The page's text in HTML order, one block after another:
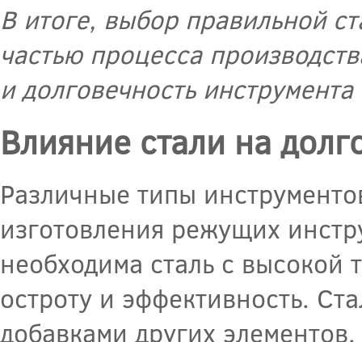
В итоге, выбор правильной
частью процесса
и долговечность
Влияние стали на
Различные типы
изготовления режущих
необходима сталь с высокой
остроту и эффективность.
добавками других